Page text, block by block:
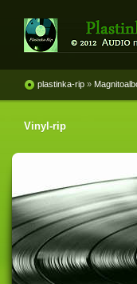
винила и
plastinka-rip »
Vinyl-rip